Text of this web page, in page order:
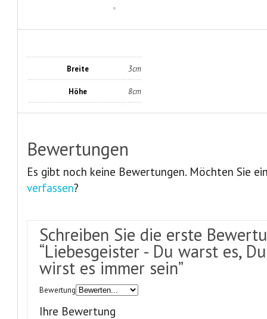
Breite 3cm
Höhe 8cm
Bewertungen
Es gibt noch keine Bewertungen. Möchten Sie
verfassen?
Schreiben Sie die erste
“Liebesgeister - Du warst es,
wirst es immer sein”
Bewertung
Ihre Bewertung